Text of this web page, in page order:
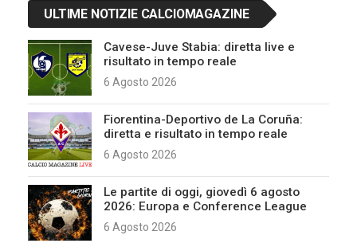
ULTIME NOTIZIE CALCIOMAGAZINE
Cavese-Juve Stabia: diretta live e
risultato in tempo reale
6 Agosto 2026
Fiorentina-Deportivo de La Coruña:
diretta e risultato in tempo reale
6 Agosto 2026
Le partite di oggi, giovedì 6 agosto
2026: Europa e Conference League
6 Agosto 2026